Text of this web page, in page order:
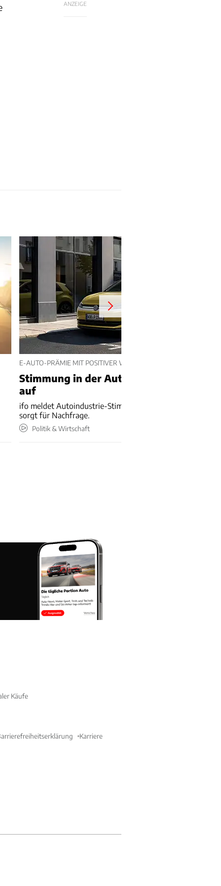
ANZEIGE
E-AUTO-PRÄMIE MIT POSITIVER WIRKUNG
Stimmung in der Autoindustrie hellt sich
auf
ifo meldet Autoindustrie-Stimmungsplus – E-Auto-Prämie
sorgt für Nachfrage.
Politik & Wirtschaft
Käufe
Karriere